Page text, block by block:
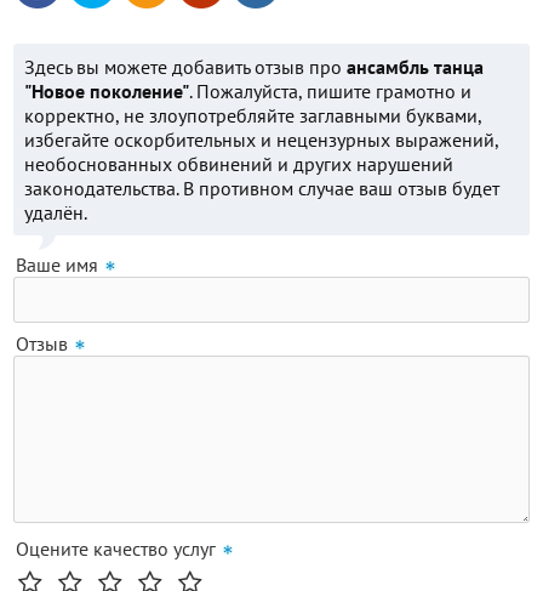
Здесь вы можете добавить отзыв про ансамбль танца
"Новое поколение". Пожалуйста, пишите грамотно и
корректно, не злоупотребляйте заглавными буквами,
избегайте оскорбительных и нецензурных выражений,
необоснованных обвинений и других нарушений
законодательства. В противном случае ваш отзыв будет
удалён.
Ваше имя
Отзыв
Оцените качество услуг